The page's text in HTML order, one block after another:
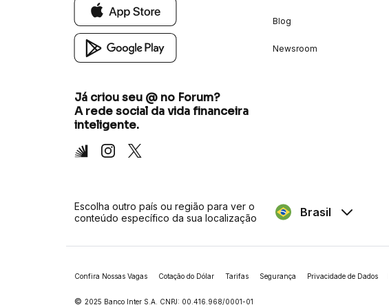
Já criou seu @ no Forum?
A rede social da vida financeira
inteligente.
Inter Instagram
X
Blog
Newsroom
Escolha outro país ou região para ver o
conteúdo específico da sua localização
Brasil
Confira Nossas Vagas Cotação do Dólar Tarifas Segurança Privacidade de Dados
© 2025 Banco Inter S.A. CNPJ: 00.416.968/0001-01